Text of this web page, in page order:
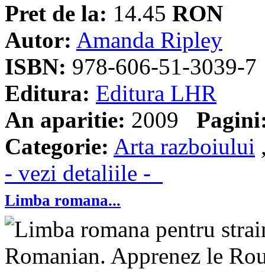
Pret de la: 14.45 RON
Autor: Amanda Ripley
ISBN: 978-606-51-3039-7
Editura: Editura LHR
An aparitie: 2009
Categorie: Arta razboiului
- vezi detaliile -
Limba romana...